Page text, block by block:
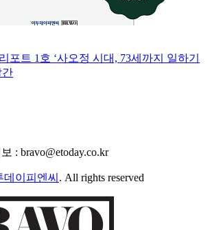
포트 1호 ‘사오정 시대, 73세까지 일하기
간
: bravo@etoday.co.kr
데이피엔씨 . All rights reserved